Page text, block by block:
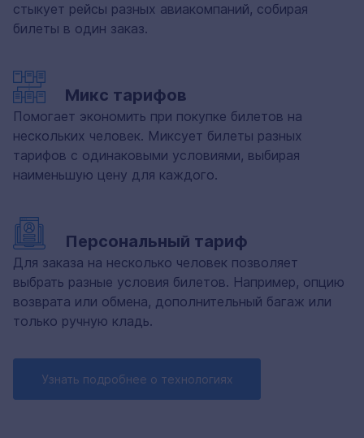
стыкует рейсы разных авиакомпаний, собирая
билеты в один заказ.
Микс тарифов
Помогает экономить при покупке билетов на
нескольких человек. Миксует билеты разных
тарифов с одинаковыми условиями, выбирая
наименьшую цену для каждого.
Персональный тариф
Для заказа на несколько человек позволяет
выбрать разные условия билетов. Например, опцию
возврата или обмена, дополнительный багаж или
только ручную кладь.
Узнать подробнее о технологиях